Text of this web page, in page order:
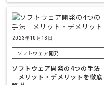
2023年10月18日
ソフトウェア開発
ソフトウェア開発の4つの手法
｜メリット・デメリットを徹底